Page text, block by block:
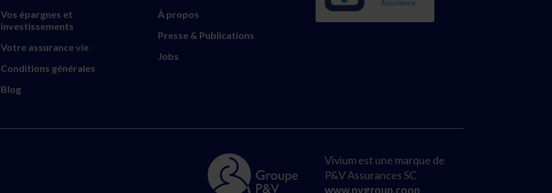
Vos épargnes et
investissements
Votre assurance vie
Conditions générales
Blog
À propos
Presse & Publications
Jobs
Vivium est une marque de
P&V Assurances SC
www.pvgroup.coop